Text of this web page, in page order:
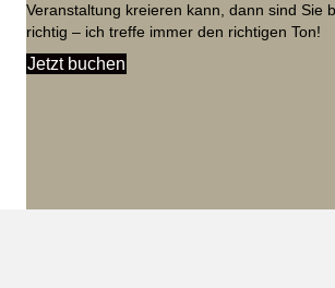
Veranstaltung kreieren kann, dann sind Sie
richtig – ich treffe immer den richtigen Ton!
Jetzt buchen